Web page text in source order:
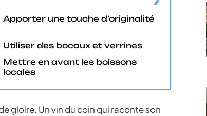
Apporter une touche d’originalité
Utiliser des bocaux et verrines
Mettre en avant les boissons
locales
gloire. Un vin du coin qui raconte son